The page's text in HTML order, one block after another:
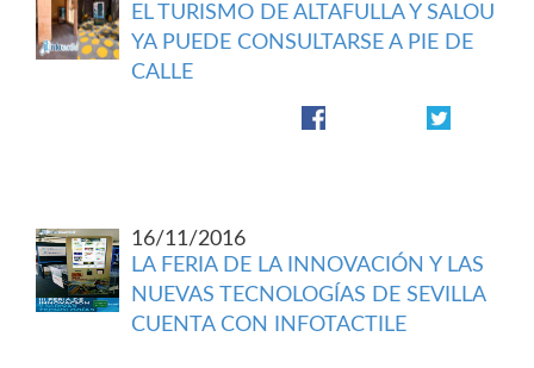
EL TURISMO DE ALTAFULLA Y SALOU
YA PUEDE CONSULTARSE A PIE DE
CALLE
16/11/2016
LA FERIA DE LA INNOVACIÓN Y LAS
NUEVAS TECNOLOGÍAS DE SEVILLA
CUENTA CON INFOTACTILE